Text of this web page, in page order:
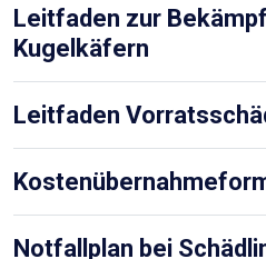
Leitfaden zur
Kugelkäfern
Leitfaden
Notfallplan bei